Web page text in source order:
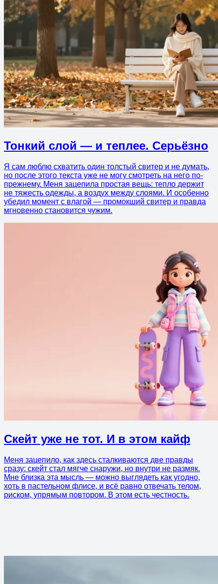
Тонкий слой — и теплее. Серьёзно
Я сам люблю схватить один толстый свитер и не думать,
но после этого текста уже не могу смотреть на него по-
прежнему. Меня зацепила простая вещь: тепло держит
не тяжесть одежды, а воздух между слоями. И особенно
убедил момент с влагой — промокший свитер и правда
мгновенно становится чужим.
Скейт уже не тот. И в этом кайф
Меня зацепило, как здесь сталкиваются две правды
сразу: скейт стал мягче снаружи, но внутри не размяк.
Мне близка эта мысль — можно выглядеть как угодно,
хоть в пастельном флисе, и всё равно отвечать телом,
риском, упрямым повтором. В этом есть честность.